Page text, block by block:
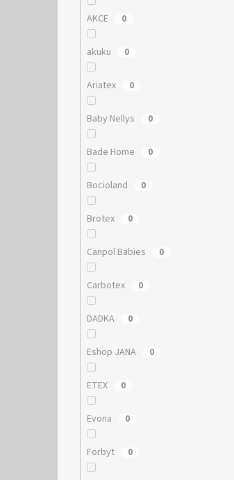
AKCE 0
akuku 0
Ariatex 0
Baby Nellys 0
Bade Home 0
Bocioland 0
Brotex 0
Canpol Babies 0
Carbotex 0
DADKA 0
Eshop JANA 0
ETEX 0
Evona 0
Forbyt 0